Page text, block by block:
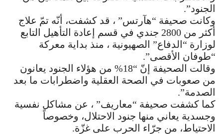
الجنود”.
وكانت صحيفة “هآرتس” ، قد كشفت، أنّه تمّ علاج
أكثر من 2800 جندي في قسم إعادة التأهيل التابع
لوزارة “الدفاع” الصهيونية ، منذ بداية معركة
“طوفان الأقصى”.
وقالت الصحيفة إنّ “18% من هؤلاء الجنود يعانون
من صعوبات في الصحة العقلية واضطرابات ما بعد
الصدمة”.
كما كشفت صحيفة “معاريف” ، عن مشاكل نفسية
وجسدية يعاني منها جنود الاحتلال، وخصوصاً
الاحتياط، من جرّاء الحرب على غزّة.